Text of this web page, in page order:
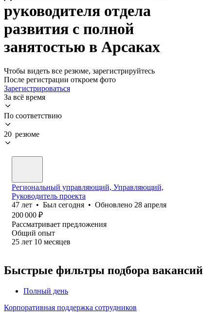
руководителя отдела
развития с полной
занятостью в Арсаках
Чтобы видеть все резюме, зарегистрируйтесь
После регистрации откроем фото
Зарегистрироваться
За всё время
По соответствию
20 резюме
Региональный управляющий, Управляющий,
Руководитель проекта
47 лет • Был сегодня • Обновлено 28 апреля
200 000 ₽
Рассматривает предложения
Общий опыт
25 лет 10 месяцев
Быстрые фильтры подбора вакансий
Полный день
Корпоративная поддержка сотрудников